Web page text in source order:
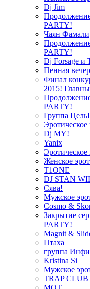
Dj Jim
PARTY!
Чаян Фамали
PARTY!
Dj Forsage и
Пенная
Финал
2015!
PARTY!
Группа
Dj MY!
Yanix
Женское
T1ONE
DJ STAN
Сява!
Мужское
Cosmo &
Закрытие
PARTY!
Magnit &
Птаха
группа
Kristina Si
Мужское
TRAP CLUB